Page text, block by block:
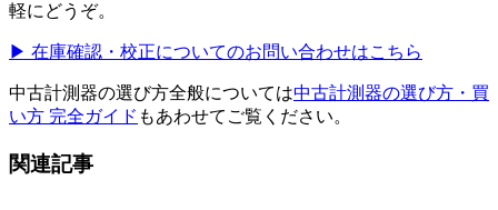
軽にどうぞ。
▶ 在庫確認・校正についてのお問い合わせはこちら
中古計測器の選び方全般については中古計測器の選び方・買
い方 完全ガイド もあわせてご覧ください。
関連記事